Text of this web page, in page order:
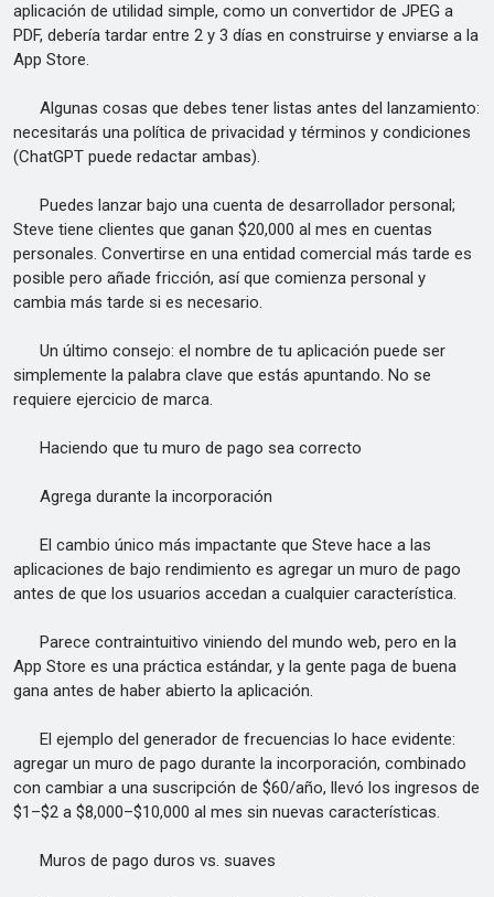
aplicación de utilidad simple, como un convertidor de JPEG a
PDF, debería tardar entre 2 y 3 días en construirse y enviarse a la
App Store.
Algunas cosas que debes tener listas antes del lanzamiento:
necesitarás una política de privacidad y términos y condiciones
(ChatGPT puede redactar ambas).
Puedes lanzar bajo una cuenta de desarrollador personal;
Steve tiene clientes que ganan $20,000 al mes en cuentas
personales. Convertirse en una entidad comercial más tarde es
posible pero añade fricción, así que comienza personal y
cambia más tarde si es necesario.
Un último consejo: el nombre de tu aplicación puede ser
simplemente la palabra clave que estás apuntando. No se
requiere ejercicio de marca.
Haciendo que tu muro de pago sea correcto
Agrega durante la incorporación
El cambio único más impactante que Steve hace a las
aplicaciones de bajo rendimiento es agregar un muro de pago
antes de que los usuarios accedan a cualquier característica.
Parece contraintuitivo viniendo del mundo web, pero en la
App Store es una práctica estándar, y la gente paga de buena
gana antes de haber abierto la aplicación.
El ejemplo del generador de frecuencias lo hace evidente:
agregar un muro de pago durante la incorporación, combinado
con cambiar a una suscripción de $60/año, llevó los ingresos de
$1–$2 a $8,000–$10,000 al mes sin nuevas características.
Muros de pago duros vs. suaves